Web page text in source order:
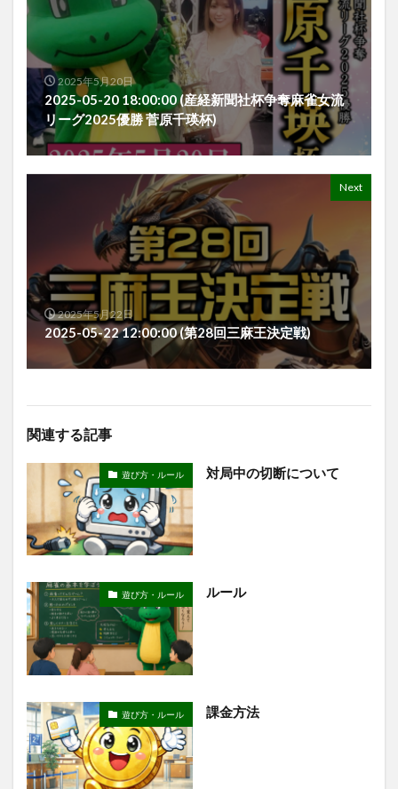
2025年5月20日
2025-05-20 18:00:00 (産経新聞社杯争奪麻雀女流
リーグ2025優勝 菅原千瑛杯)
Next
2025年5月22日
2025-05-22 12:00:00 (第28回三麻王決定戦)
関連する記事
遊び方・ルール 対局中の切断について
遊び方・ルール ルール
遊び方・ルール 課金方法